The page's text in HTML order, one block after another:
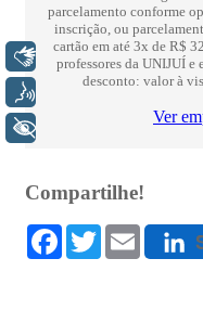
Libras
Voz
+ Acessibilidade